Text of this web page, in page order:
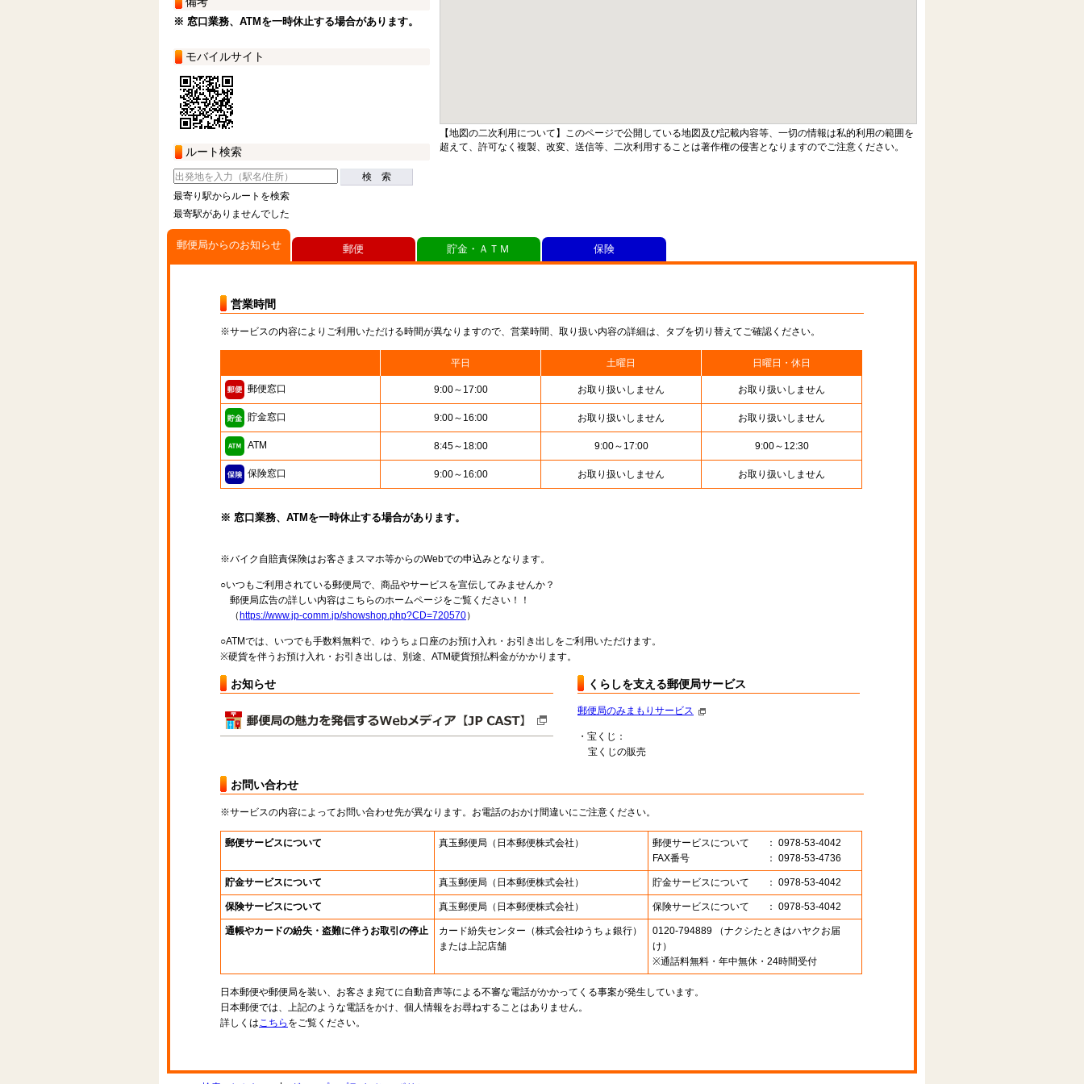
※ 窓口業務、ATMを一時休止する場合があります。
モバイルサイト
ルート検索
検 索
最寄り駅からルートを検索
最寄駅がありませんでした
【地図の二次利用について】このページで公開している地図及び記載内容等、一切の情報は私的利用の範囲を
超えて、許可なく複製、改変、送信等、二次利用することは著作権の侵害となりますのでご注意ください。
郵便局からのお知らせ
営業時間
※サービスの内容によりご利用いただける時間が異なりますので、営業時間、取り扱い内容の詳細は、タブを切り替えてご確認ください。
平日 土曜日 日曜日・休日
郵便窓口 9:00～17:00 お取り扱いしません お取り扱いしません
貯金窓口 9:00～16:00 お取り扱いしません お取り扱いしません
ATM 8:45～18:00 9:00～17:00 9:00～12:30
保険窓口 9:00～16:00 お取り扱いしません お取り扱いしません
※ 窓口業務、ATMを一時休止する場合があります。
※バイク自賠責保険はお客さまスマホ等からのWebでの申込みとなります。
○いつもご利用されている郵便局で、商品やサービスを宣伝してみませんか？
郵便局広告の詳しい内容はこちらのホームページをご覧ください！！
（ https://www.jp-comm.jp/showshop.php?CD=720570）
○ATMでは、いつでも手数料無料で、ゆうちょ口座のお預け入れ・お引き出しをご利用いただけます。
※硬貨を伴うお預け入れ・お引き出しは、別途、ATM硬貨預払料金がかかります。
お知らせ くらしを支える郵便局サービス
郵便局のみまもりサービス
・宝くじ：
宝くじの販売
お問い合わせ
※サービスの内容によってお問い合わせ先が異なります。お電話のおかけ間違いにご注意ください。
郵便サービスについて 真玉郵便局 （日本郵便株式会社） 郵便サービスについて
： 0978-53-4042
FAX番号
： 0978-53-4736
貯金サービスについて 真玉郵便局 （日本郵便株式会社） 貯金サービスについて ： 0978-53-4042
保険サービスについて 真玉郵便局 （日本郵便株式会社） 保険サービスについて ： 0978-53-4042
通帳やカードの紛失・盗難に伴うお取引の停止 カード紛失センター （株式会社ゆうちょ銀行）
または上記店舗
0120-794889 （ナクシたときはハヤクお届
け）
※通話料無料・年中無休・24時間受付
日本郵便や郵便局を装い、お客さま宛てに自動音声等による不審な電話がかかってくる事案が発生しています。
日本郵便では、上記のような電話をかけ、個人情報をお尋ねすることはありません。
詳しくはこちら をご覧ください。
郵便 貯金・ＡＴＭ 保険